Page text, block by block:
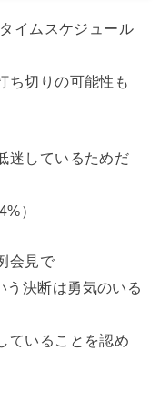
イムスケジュール
ち切りの可能性も
迷しているためだ
）
会見で
う決断は勇気のいる
ていることを認め